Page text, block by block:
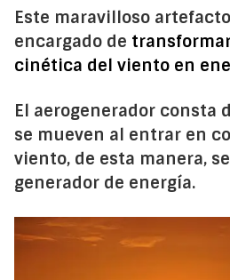
Este maravilloso
encargado de
cinética del viento en
El aerogenerador consta
se mueven al entrar en
viento, de esta manera,
generador de energía.